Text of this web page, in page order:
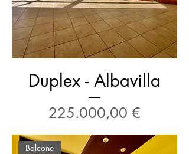
Duplex - Albavilla
Prezzo
225.000,00 €
Balcone